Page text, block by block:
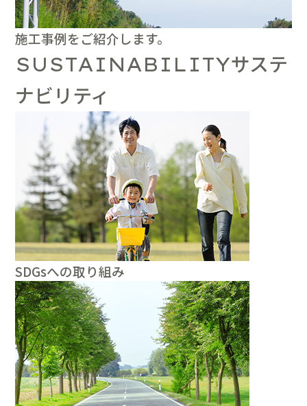
施工事例をご紹介します。
SUSTAINABILITYサステ
ナビリティ
SDGsへの取り組み